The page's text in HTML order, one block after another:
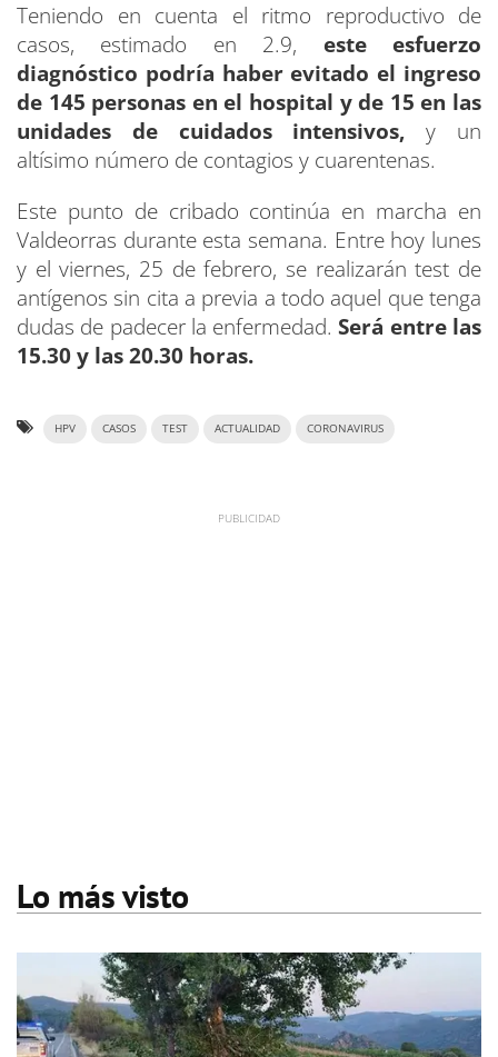
Teniendo en cuenta el ritmo reproductivo de
casos, estimado en 2.9, este esfuerzo
diagnóstico podría haber evitado el ingreso
de 145 personas en el hospital y de 15 en las
unidades de cuidados intensivos, y un
altísimo número de contagios y cuarentenas.
Este punto de cribado continúa en marcha en
Valdeorras durante esta semana. Entre hoy lunes
y el viernes, 25 de febrero, se realizarán test de
antígenos sin cita a previa a todo aquel que tenga
dudas de padecer la enfermedad. Será entre las
15.30 y las 20.30 horas.
HPV CASOS TEST ACTUALIDAD CORONAVIRUS
Lo más visto